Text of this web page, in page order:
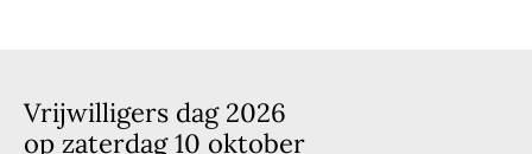
Vrijwilligers dag 2026
op zaterdag 10 oktober